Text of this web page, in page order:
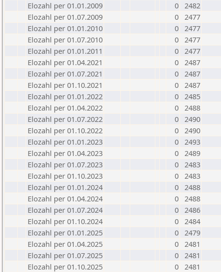
Elozahl per 01.01.2009
0 2482
Elozahl per 01.07.2009
0 2477
Elozahl per 01.01.2010
0 2477
Elozahl per 01.07.2010
0 2477
Elozahl per 01.01.2011
0 2477
Elozahl per 01.04.2021
0 2487
Elozahl per 01.07.2021
0 2487
Elozahl per 01.10.2021
0 2487
Elozahl per 01.01.2022
0 2485
Elozahl per 01.04.2022
0 2488
Elozahl per 01.07.2022
0 2490
Elozahl per 01.10.2022
0 2490
Elozahl per 01.01.2023
0 2493
Elozahl per 01.04.2023
0 2489
Elozahl per 01.07.2023
0 2483
Elozahl per 01.10.2023
0 2483
Elozahl per 01.01.2024
0 2488
Elozahl per 01.04.2024
0 2488
Elozahl per 01.07.2024
0 2486
Elozahl per 01.10.2024
0 2484
Elozahl per 01.01.2025
0 2479
Elozahl per 01.04.2025
0 2481
Elozahl per 01.07.2025
0 2481
Elozahl per 01.10.2025
0 2481